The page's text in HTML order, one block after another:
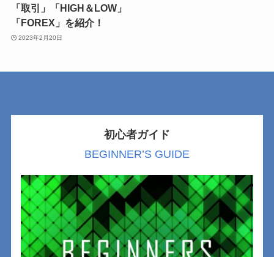
「取引」「HIGH＆LOW」
「FOREX」を紹介！
2023年2月20日
初心者ガイド
BEGINNER’S GUIDE